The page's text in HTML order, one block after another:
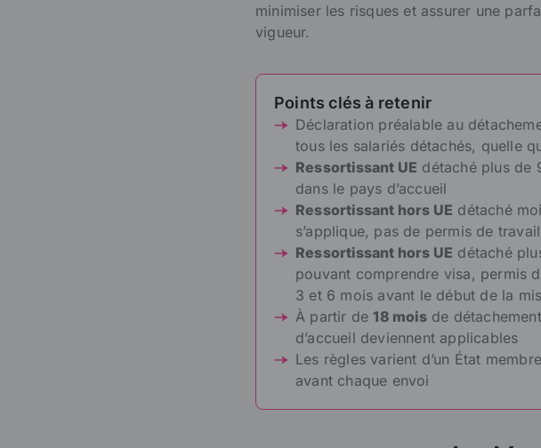
minimiser les risques et assurer une
vigueur.
Points clés à retenir
Déclaration préalable au
tous les salariés détachés, quelle
Ressortissant UE détaché plus de
dans le pays d’accueil
Ressortissant hors UE détaché
s’applique, pas de permis de
Ressortissant hors UE détaché
pouvant comprendre visa, permis
3 et 6 mois avant le début de la
À partir de18 moisde
d’accueil deviennent applicables
Les règles varient d’un État
avant chaque envoi